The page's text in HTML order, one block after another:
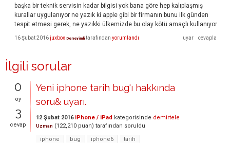
başka bir teknik servisin kadar bilgisi yok bana göre hep kalıplaşmış
kurallar uygulanıyor ne yazık ki apple gibi bir firmanın bunu ilk günden
tespit etmesi gerek, ne yazıkki ülkemizde bu olay kötü amaçlı kullanıyor
16 Şubat 2016juxbox Deneyimli tarafından yorumlandı
İlgili sorular
0
oy
3
cevap
Yeni iphone tarih bug'ı hakkında
soru& uyarı.
12 Şubat 2016 iPhone / iPad kategorisinde demirtele
Uzman (122,210 puan) tarafından soruldu
iphone
bug iphone6 tarih